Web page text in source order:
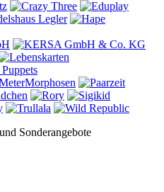
Sonderangebote